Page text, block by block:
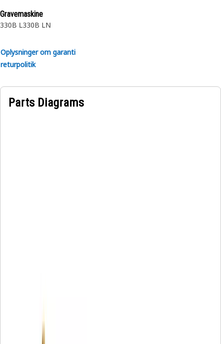
Gravemaskine
330B L330B LN
Oplysninger om garanti
returpolitik
Parts Diagrams